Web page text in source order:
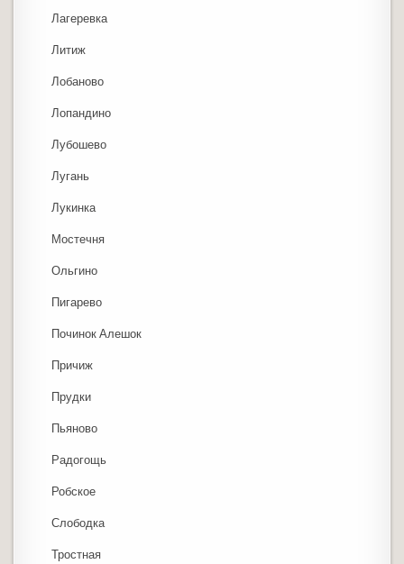
Лагеревка
Литиж
Лобаново
Лопандино
Лубошево
Лугань
Лукинка
Мостечня
Ольгино
Пигарево
Починок Алешок
Причиж
Прудки
Пьяново
Радогощь
Робское
Слободка
Тростная